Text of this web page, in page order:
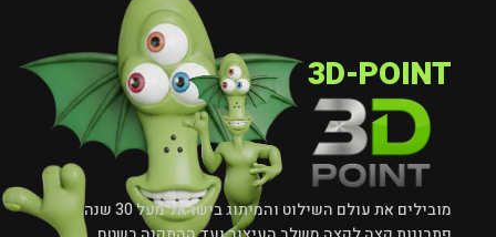
3D-POINT
מובילים את עולם השילוט והמיתוג בישראל מעל 30 שנה.